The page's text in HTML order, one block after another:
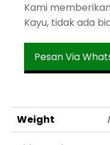
Kami
Kayu, tidak ada
Pesan Via
Weight